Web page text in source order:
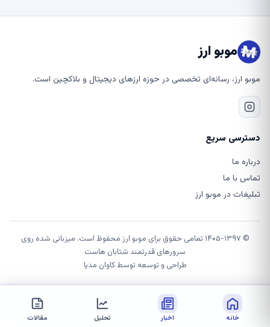
موبو ارز
موبو ارز، رسانه‌ای تخصصی در حوزه ارزهای دیجیتال و بلاکچین است.
دسترسی سریع
درباره ما
تماس با ما
تبلیغات در موبو ارز
© ۱۴۰۵-۱۳۹۷ تمامی حقوق برای موبو ارز محفوظ است. میزبانی شده روی
سرورهای قدرتمند شتابان هاست
طراحی و توسعه توسطکاوان مدیا
خانه اخبار تحلیل مقالات